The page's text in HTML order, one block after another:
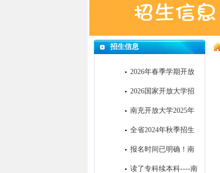
招生信息
2026年春季学期开放
教育招生简章
2026国家开放大学招
南充开放大学2025年
全省2024年秋季招生
工作研究部署会在我校召开
报名时间已明确！南
充这所大学在等你
读了专科续本科----南